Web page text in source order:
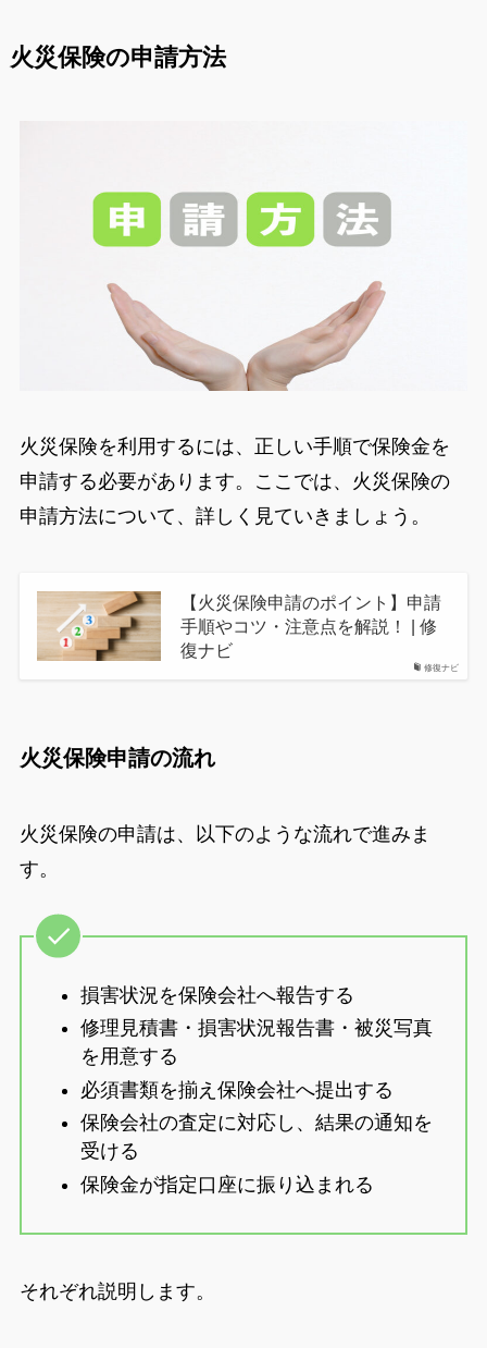
火災保険の申請方法
火災保険を利用するには、正しい手順で保険金を
申請する必要があります。ここでは、火災保険の
申請方法について、詳しく見ていきましょう。
修復ナビ
【火災保険申請のポイント】申請
手順やコツ・注意点を解説！ | 修
復ナビ
火災保険申請の流れ
火災保険の申請は、以下のような流れで進みま
す。
損害状況を保険会社へ報告する
修理見積書・損害状況報告書・被災写真
を用意する
必須書類を揃え保険会社へ提出する
保険会社の査定に対応し、結果の通知を
受ける
保険金が指定口座に振り込まれる
それぞれ説明します。